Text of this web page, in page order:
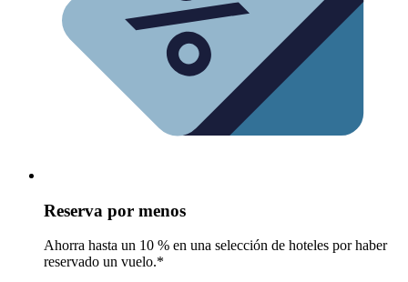
Reserva por menos
Ahorra hasta un 10 % en una selección de hoteles por haber
reservado un vuelo.*